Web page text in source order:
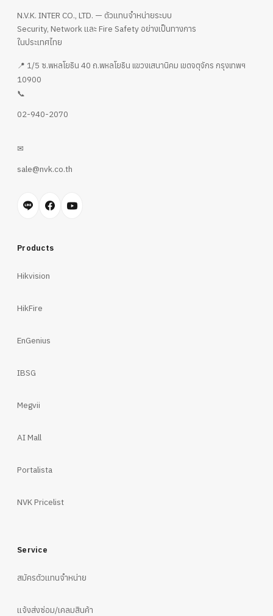
N.V.K. INTER CO., LTD. — ตัวแทนจำหน่ายระบบ
Security, Network และ Fire Safety อย่างเป็นทางการ
ในประเทศไทย
📍 1/5 ซ.พหลโยธิน 40 ถ.พหลโยธิน แขวงเสนานิคม เขตจตุจักร กรุงเทพฯ
10900
📞
02-940-2070
✉
sale@nvk.co.th
Products
Hikvision
HikFire
EnGenius
IBSG
Megvii
AI Mall
Portalista
NVK Pricelist
Service
สมัครตัวแทนจำหน่าย
แจ้งส่งซ่อม/เคลมสินค้า